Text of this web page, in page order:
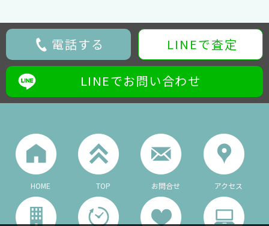
電話する LINEで査定
LINEでお問い合わせ
HOME TOP お問合せ アクセス